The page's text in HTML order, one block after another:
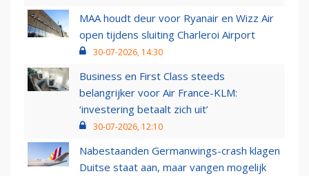
MAA houdt deur voor Ryanair en Wizz Air
open tijdens sluiting Charleroi Airport
30-07-2026, 14:30
Business en First Class steeds
belangrijker voor Air France-KLM:
‘investering betaalt zich uit’
30-07-2026, 12:10
Nabestaanden Germanwings-crash klagen
Duitse staat aan, maar vangen mogelijk